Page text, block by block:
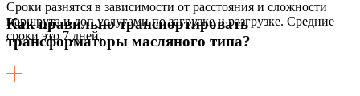
Сроки разнятся в зависимости от расстояния и сложности
маршрута и доп.услугами по загрузке и разгрузке. Средние
сроки это 7 дней.
Как правильно транспортировать
трансформаторы масляного типа?